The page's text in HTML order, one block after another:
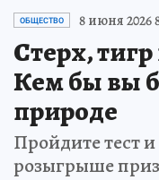
ОБЩЕСТВО 8 июня 2026
Стерх,
Кем бы вы
природе
Пройдите тест
розыгрыше